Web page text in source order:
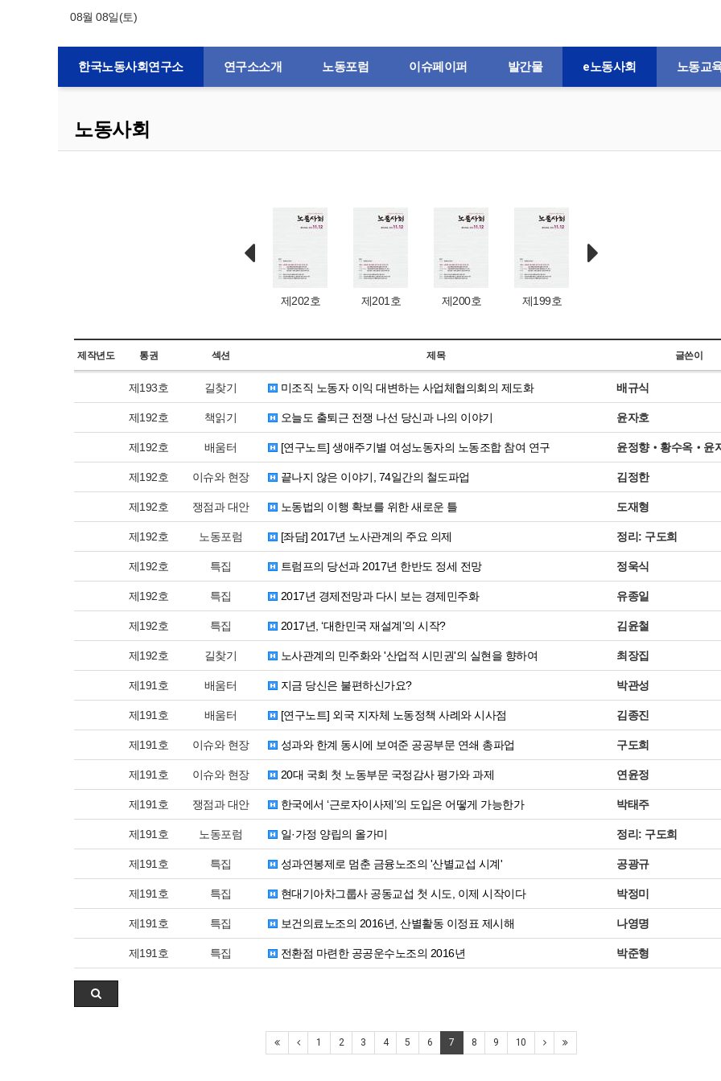
08월 08일(토)
한국노동사회연구소 연구소소개 노동포럼 이슈페이퍼 발간물 e노동사회 노동교
노동사회
제202호 제201호 제200호 제199호
제작년도 통권 섹션 제목 글쓴이
제193호 길찾기 미조직 노동자 이익 대변하는 사업체협의회의 제도화 배규식
제192호 책읽기 오늘도 출퇴근 전쟁 나선 당신과 나의 이야기 윤자호
제192호 배움터 [연구노트] 생애주기별 여성노동자의 노동조합 참여 연구 윤정향‧황수옥‧윤
제192호 이슈와 현장 끝나지 않은 이야기, 74일간의 철도파업 김정한
제192호 쟁점과 대안 노동법의 이행 확보를 위한 새로운 틀 도재형
제192호 노동포럼 [좌담] 2017년 노사관계의 주요 의제 정리: 구도희
제192호 특집 트럼프의 당선과 2017년 한반도 정세 전망 정욱식
제192호 특집 2017년 경제전망과 다시 보는 경제민주화 유종일
제192호 특집 2017년, ‘대한민국 재설계’의 시작? 김윤철
제192호 길찾기 노사관계의 민주화와 '산업적 시민권'의 실현을 향하여 최장집
제191호 배움터 지금 당신은 불편하신가요? 박관성
제191호 배움터 [연구노트] 외국 지자체 노동정책 사례와 시사점 김종진
제191호 이슈와 현장 성과와 한계 동시에 보여준 공공부문 연쇄 총파업 구도희
제191호 이슈와 현장 20대 국회 첫 노동부문 국정감사 평가와 과제 연윤정
제191호 쟁점과 대안 한국에서 ‘근로자이사제’의 도입은 어떻게 가능한가 박태주
제191호 노동포럼 일·가정 양립의 올가미 정리: 구도희
제191호 특집 성과연봉제로 멈춘 금융노조의 '산별교섭 시계' 공광규
제191호 특집 현대기아차그룹사 공동교섭 첫 시도, 이제 시작이다 박정미
제191호 특집 보건의료노조의 2016년, 산별활동 이정표 제시해 나영명
제191호 특집 전환점 마련한 공공운수노조의 2016년 박준형
1 2 3 4 5 6 7 8 9 10